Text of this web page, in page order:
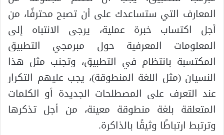
المعارف التي ستساعدك على أن تصبح محترفًا، من
أجل اكتساب خبرة عملية، يرجى الانتباه إلى
المعلومات المعرفية حول مبرمجي التطبيق
المكتسبة بانتظام في التطبيق، وتجنب مثل هذا
النسيان (مثل اللغة المنطوقة)، يجب عليهم التكرار
عند التعرف على المصطلحات الجديدة أو الكلمات
المتعلقة بلغة منطوقة معينة، من أجل تذكرها
وترتبط ارتباطًا وثيقًا بالذاكرة.